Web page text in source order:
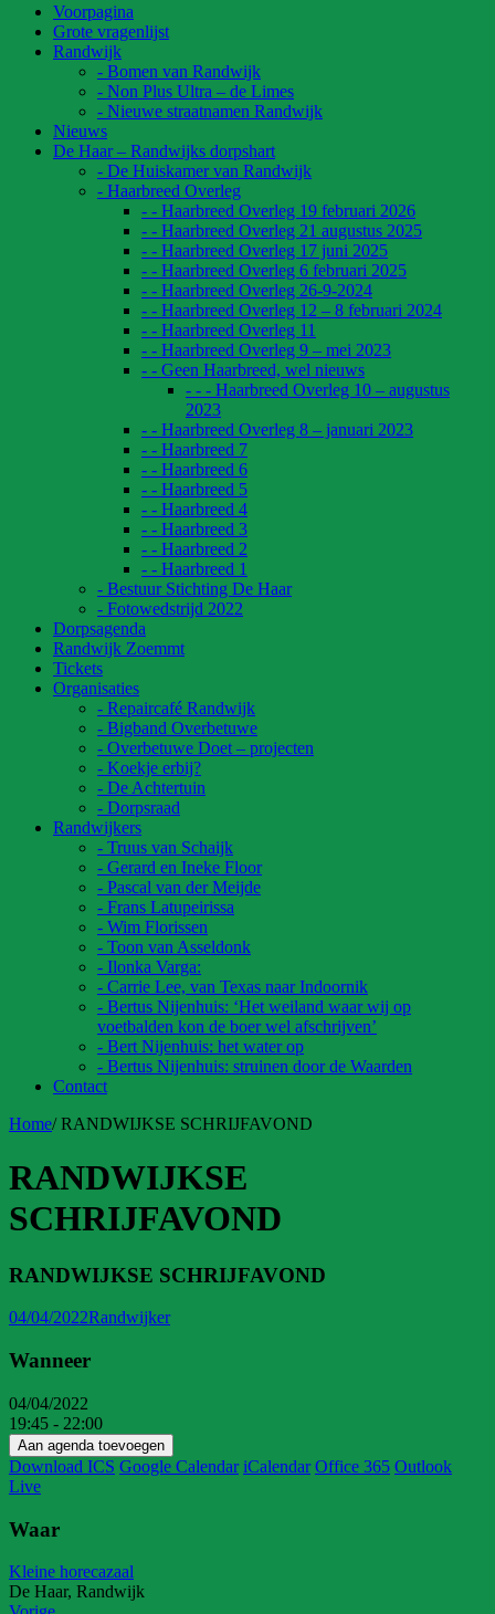
Voorpagina
Grote vragenlijst
Randwijk
- Bomen van Randwijk
- Non Plus Ultra – de Limes
- Nieuwe straatnamen Randwijk
Nieuws
De Haar – Randwijks dorpshart
- De Huiskamer van Randwijk
- Haarbreed Overleg
- - Haarbreed Overleg 19 februari 2026
- - Haarbreed Overleg 21 augustus 2025
- - Haarbreed Overleg 17 juni 2025
- - Haarbreed Overleg 6 februari 2025
- - Haarbreed Overleg 26-9-2024
- - Haarbreed Overleg 12 – 8 februari 2024
- - Haarbreed Overleg 11
- - Haarbreed Overleg 9 – mei 2023
- - Geen Haarbreed, wel nieuws
- - - Haarbreed Overleg 10 – augustus
2023
- - Haarbreed Overleg 8 – januari 2023
- - Haarbreed 7
- - Haarbreed 6
- - Haarbreed 5
- - Haarbreed 4
- - Haarbreed 3
- - Haarbreed 2
- - Haarbreed 1
- Bestuur Stichting De Haar
- Fotowedstrijd 2022
Dorpsagenda
Randwijk Zoemmt
Tickets
Organisaties
- Repaircafé Randwijk
- Bigband Overbetuwe
- Overbetuwe Doet – projecten
- Koekje erbij?
- De Achtertuin
- Dorpsraad
Randwijkers
- Truus van Schaijk
- Gerard en Ineke Floor
- Pascal van der Meijde
- Frans Latupeirissa
- Wim Florissen
- Toon van Asseldonk
- Ilonka Varga:
- Carrie Lee, van Texas naar Indoornik
- Bertus Nijenhuis: ‘Het weiland waar wij op
voetbalden kon de boer wel afschrijven’
- Bert Nijenhuis: het water op
- Bertus Nijenhuis: struinen door de Waarden
Contact
Home/RANDWIJKSE SCHRIJFAVOND
RANDWIJKSE
SCHRIJFAVOND
RANDWIJKSE SCHRIJFAVOND
04/04/2022Randwijker
Wanneer
04/04/2022
19:45 - 22:00
Aan agenda toevoegen
Download ICS Google Calendar iCalendar Office 365 Outlook
Live
Waar
Kleine horecazaal
De Haar, Randwijk